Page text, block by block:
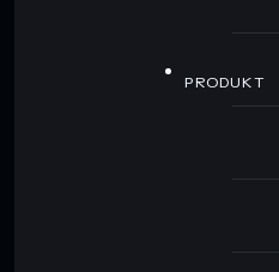
PRODUKT